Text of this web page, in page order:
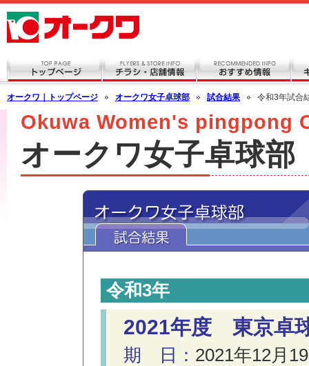
オークワ｜トップページ オークワ女子卓球部 試合結果 令和3年試合
Okuwa Women's pingpong
オークワ女子卓球部
令和3年
2021年度 東京卓
期 日： 2021年12月